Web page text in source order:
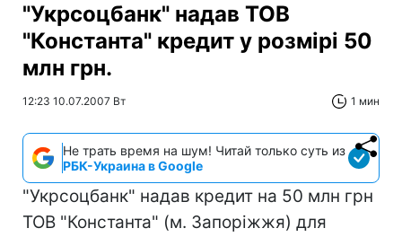
"Укрсоцбанк" надав ТОВ
"Константа" кредит у розмірі 50
млн грн.
12:23 10.07.2007 Вт 1 мин
Не трать время на шум! Читай только суть из
РБК-Украина в Google
"Укрсоцбанк" надав кредит на 50 млн грн
ТОВ "Константа" (м. Запоріжжя) для